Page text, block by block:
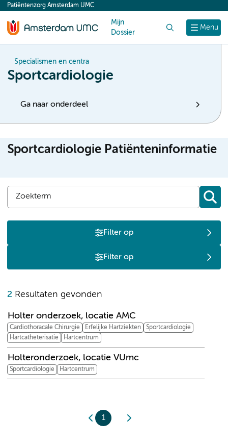
content
Menu
Patiëntenzorg Amsterdam UMC
Mijn
Dossier
Specialismen en centra
Sportcardiologie
Ga naar onderdeel
Sportcardiologie Patiënteninformatie
Filter op
Filter op
2 Resultaten gevonden
Holter onderzoek, locatie AMC
Cardiothoracale Chirurgie Erfelijke Hartziekten
Sportcardiologie
Hartcatheterisatie
Hartcentrum
Holteronderzoek, locatie VUmc
Sportcardiologie Hartcentrum
1